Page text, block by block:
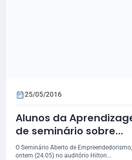
25/05/2016
Alunos da
de seminário sobre
empreendedorismo
O Seminário Aberto de
ontem (24.05) no auditório Hilton...